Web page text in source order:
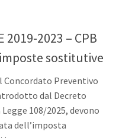
2019-2023 – CPB
sostitutive
Concordato Preventivo
dal Decreto
108/2025, devono
dell’imposta